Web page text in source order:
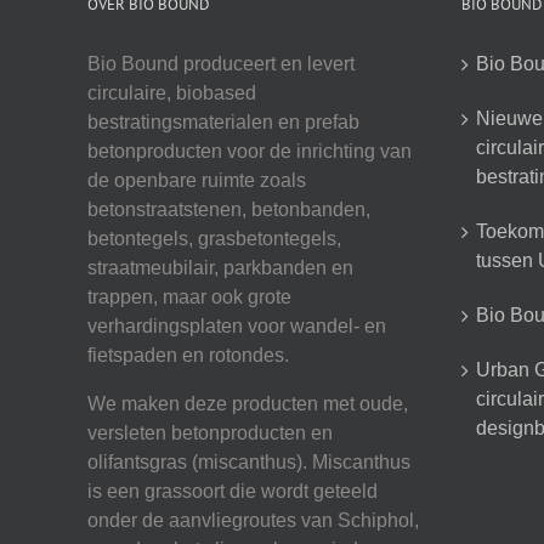
OVER BIO BOUND
Bio Bound produceert en levert
circulaire, biobased
bestratingsmaterialen en prefab
betonproducten voor de inrichting van
de openbare ruimte zoals
betonstraatstenen, betonbanden,
betontegels, grasbetontegels,
straatmeubilair, parkbanden en
trappen, maar ook grote
verhardingsplaten voor wandel- en
fietspaden en rotondes.
We maken deze producten met oude,
versleten betonproducten en
olifantsgras (miscanthus). Miscanthus
is een grassoort die wordt geteeld
onder de aanvliegroutes van Schiphol,
BIO
Bio
tussen
Bio
Urban